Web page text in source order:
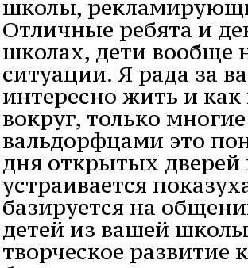
школы,
Отличные ребята и
школах, дети вообще
ситуации. Я рада за
интересно жить и
вокруг, только
вальдорфцами это
дня открытых дверей
устраивается
базируется на
детей из вашей
творческое развитие